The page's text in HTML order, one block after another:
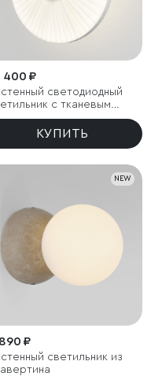
400 ₽
светодиодный
с тканевым
КУПИТЬ
NEW
₽
светильник из